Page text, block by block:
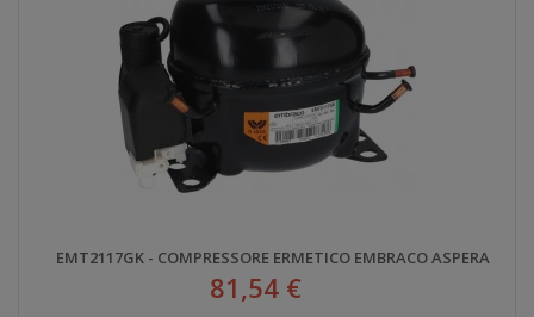
EMT2117GK - COMPRESSORE ERMETICO EMBRACO ASPERA
81,54 €